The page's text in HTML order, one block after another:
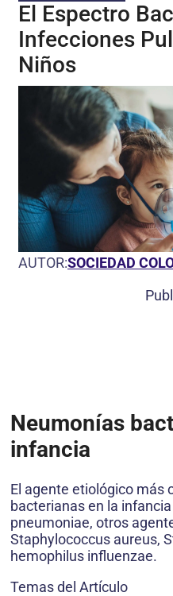
El Espectro
Infecciones
Niños
AUTOR:SOCIEDAD
Neumonías
infancia
El agente etiológico más
bacterianas en la
pneumoniae, otros
Staphylococcus aureus,
hemophilus influenzae.
Temas del Artículo